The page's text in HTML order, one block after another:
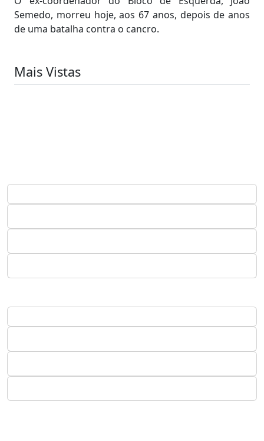
Semedo, morreu hoje, aos 67 anos, depois de anos
de uma batalha contra o cancro.
Mais Vistas